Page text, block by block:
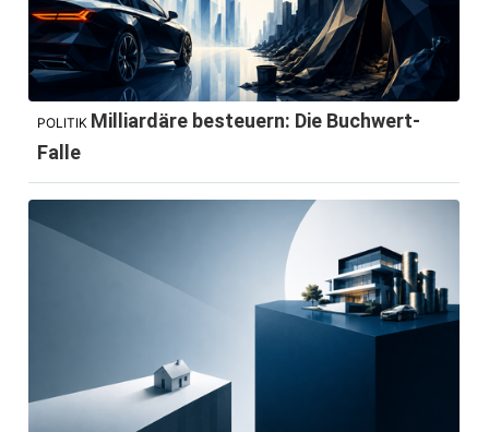
POLITIK Milliardäre besteuern: Die Buchwert-
Falle